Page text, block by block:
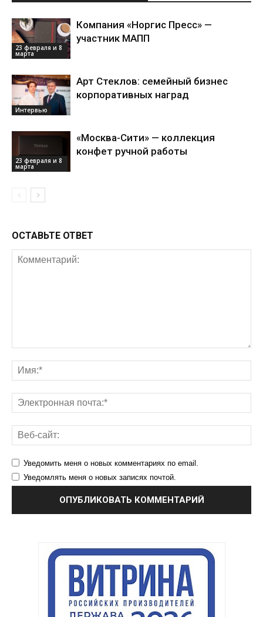
23 февраля и 8
марта
Компания «Норгис Пресс» —
участник МАПП
Интервью
Арт Стеклов: семейный бизнес
корпоративных наград
23 февраля и 8
марта
«Москва-Сити» — коллекция
конфет ручной работы
ОСТАВЬТЕ ОТВЕТ
Уведомить меня о новых комментариях по email.
Уведомлять меня о новых записях почтой.